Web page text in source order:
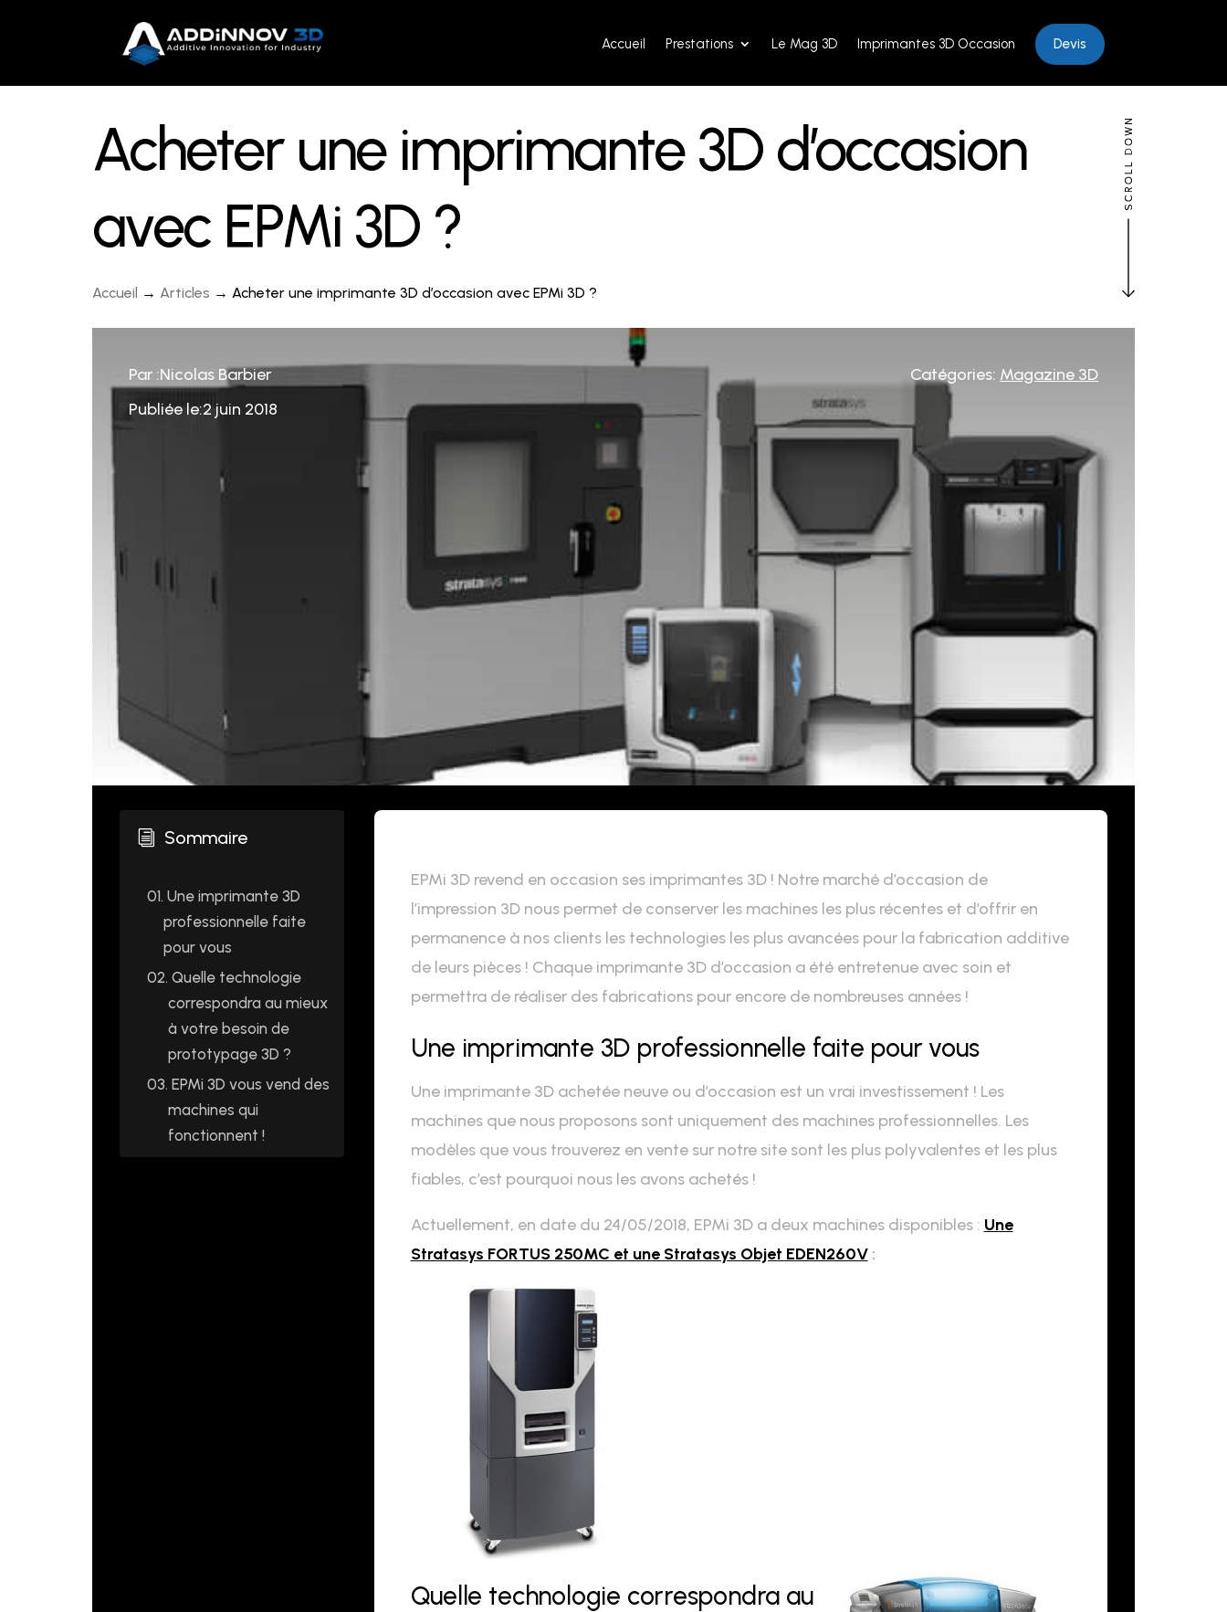
Accueil Prestations Le Mag 3D Imprimantes 3D Occasion Devis
Acheter une imprimante 3D d’occasion
avec EPMi 3D ?
Accueil → Articles → Acheter une imprimante 3D d’occasion avec EPMi 3D ?
Par :Nicolas Barbier
Publiée le:2 juin 2018
Catégories: Magazine 3D
i Sommaire
01. Une imprimante 3D
professionnelle faite
pour vous
02. Quelle technologie
correspondra au mieux
à votre besoin de
prototypage 3D ?
03. EPMi 3D vous vend des
machines qui
fonctionnent !
EPMi 3D revend en occasion ses imprimantes 3D ! Notre marché d’occasion de
l’impression 3D nous permet de conserver les machines les plus récentes et d’offrir en
permanence à nos clients les technologies les plus avancées pour la fabrication additive
de leurs pièces ! Chaque imprimante 3D d’occasion a été entretenue avec soin et
permettra de réaliser des fabrications pour encore de nombreuses années !
Une imprimante 3D professionnelle faite pour vous
Une imprimante 3D achetée neuve ou d’occasion est un vrai investissement ! Les
machines que nous proposons sont uniquement des machines professionnelles. Les
modèles que vous trouverez en vente sur notre site sont les plus polyvalentes et les plus
fiables, c’est pourquoi nous les avons achetés !
Actuellement, en date du 24/05/2018, EPMi 3D a deux machines disponibles : Une
Stratasys FORTUS 250MC et une Stratasys Objet EDEN260V:
Quelle technologie correspondra au